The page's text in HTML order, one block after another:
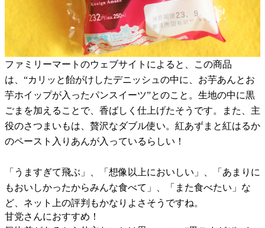
ファミリーマートのウェブサイトによると、この商品
は、“カリッと飴がけしたデニッシュの中に、お芋あんとお
芋ホイップが入ったパンスイーツ”とのこと。生地の中に黒
ごまを加えることで、香ばしく仕上げたそうです。また、主
役のさつまいもは、贅沢なダブル使い。紅あずまと紅はるか
のペースト入りあんが入っているらしい！
「うますぎて飛ぶ」、「想像以上においしい」、「あまりに
もおいしかったからみんな食べて」、「また食べたい」な
ど、ネット上の評判もかなりよさそうですね。
甘党さんにおすすめ！